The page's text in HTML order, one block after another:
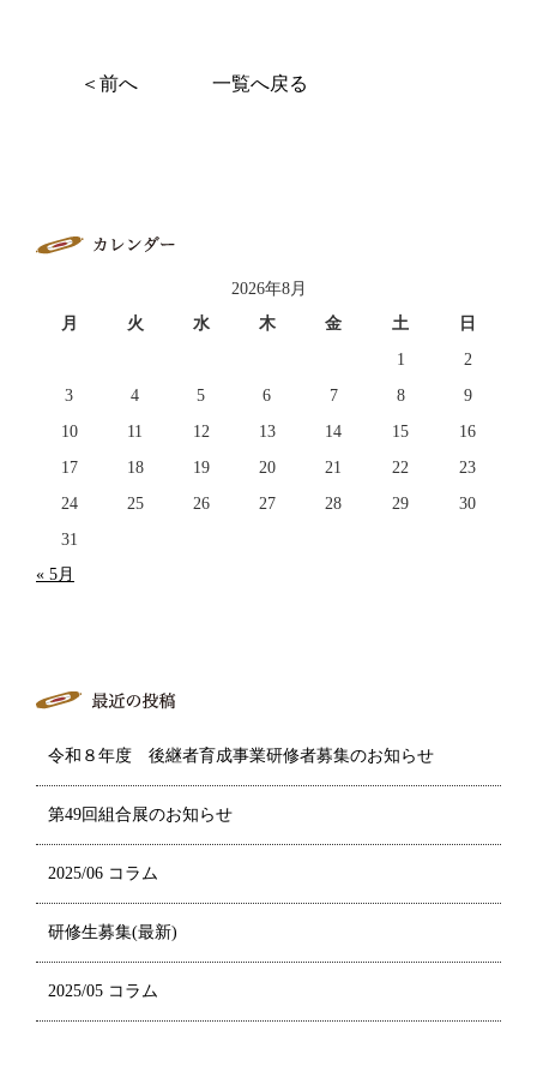
＜前へ 一覧へ戻る
2026年8月
月
火 水 木 金 土
日
1
2
3
4 5 6 7 8
9
10
11 12 13 14 15
16
17
18 19 20 21 22
23
24
25 26 27 28 29
30
31
« 5月
令和８年度 後継者育成事業研修者募集のお知らせ
第49回組合展のお知らせ
2025/06 コラム
研修生募集(最新)
2025/05 コラム